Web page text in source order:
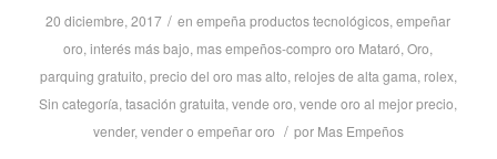
20 diciembre, 2017 / enempeña productos tecnológicos,empeñar
oro,interés más bajo, mas empeños-compro oro Mataró,Oro,
parquing gratuito, precio del oro mas alto, relojes de alta gama, rolex,
Sin categoría,tasación gratuita,vende oro,vende oro al mejor precio,
vender, vender o empeñar oro / por Mas Empeños